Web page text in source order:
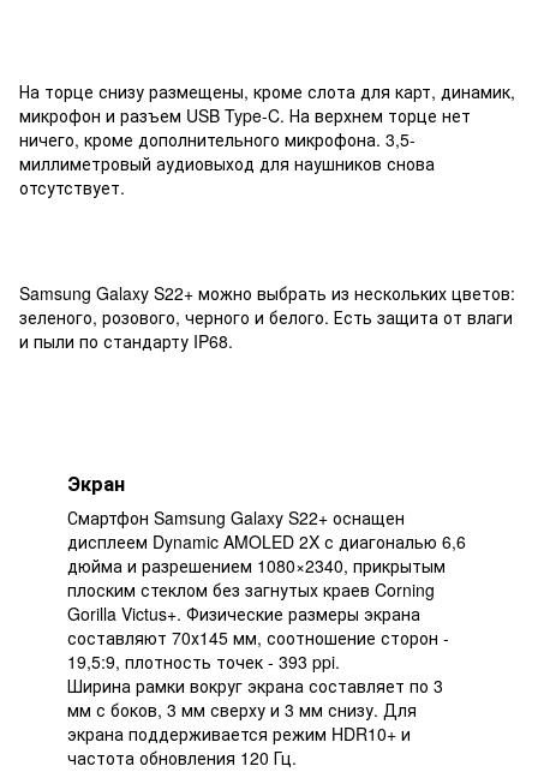
На торце снизу размещены, кроме слота для карт, динамик,
микрофон и разъем USB Type-C. На верхнем торце нет
ничего, кроме дополнительного микрофона. 3,5-
миллиметровый аудиовыход для наушников снова
отсутствует.
Samsung Galaxy S22+ можно выбрать из нескольких цветов:
зеленого, розового, черного и белого. Есть защита от влаги
и пыли по стандарту IP68.
Экран
Смартфон Samsung Galaxy S22+ оснащен
дисплеем Dynamic AMOLED 2X с диагональю 6,6
дюйма и разрешением 1080×2340, прикрытым
плоским стеклом без загнутых краев Corning
Gorilla Victus+. Физические размеры экрана
составляют 70х145 мм, соотношение сторон -
19,5:9, плотность точек - 393 ppi.
Ширина рамки вокруг экрана составляет по 3
мм с боков, 3 мм сверху и 3 мм снизу. Для
экрана поддерживается режим HDR10+ и
частота обновления 120 Гц.